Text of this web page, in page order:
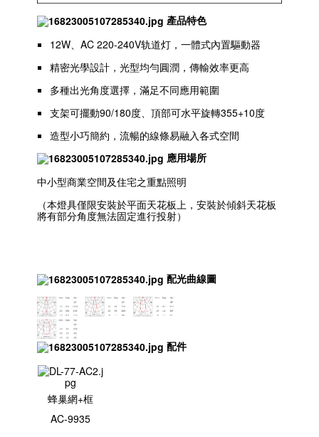
產品特色
12W、AC 220-240V轨道灯，一體式內置驅動器
精密光學設計，光型均勻圓潤，傳輸效率更高
多種出光角度選擇，滿足不同應用範圍
支架可擺動90/180度、頂部可水平旋轉355+10度
造型小巧簡約，流暢的線條易融入各式空間
應用場所
中小型商業空間及住宅之重點照明
（本燈具僅限安裝於平面天花板上，安裝於傾斜天花板
將有部分角度無法固定進行投射）
配光曲線圖
配件
蜂巢網+框
AC-9935